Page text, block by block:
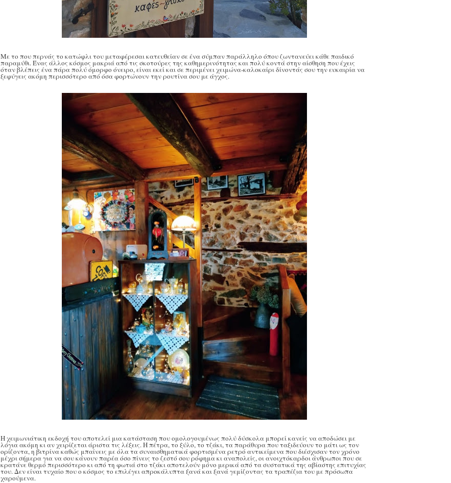
Με το που περνάς το κατώφλι του μεταφέρεσαι κατευθείαν σε ένα σύμπαν παράλληλο όπου ζωντανεύει κάθε παιδικό
παραμύθι. Ένας άλλος κόσμος μακριά από τις σκοτούρες της καθημερινότητας και πολύ κοντά στην αίσθηση που έχεις
όταν βλέπεις ένα πάρα πολύ όμορφο όνειρο, είναι εκεί και σε περιμένει χειμώνα-καλοκαίρι δίνοντάς σου την ευκαιρία να
ξεφύγεις ακόμη περισσότερο από όσα φορτώνουν την ρουτίνα σου με άγχος.
Η χειμωνιάτικη εκδοχή του αποτελεί μια κατάσταση που ομολογουμένως πολύ δύσκολα μπορεί κανείς να αποδώσει με
λόγια ακόμη κι αν χειρίζεται άριστα τις λέξεις. Η πέτρα, το ξύλο, το τζάκι, τα παράθυρα που ταξιδεύουν το μάτι ως τον
ορίζοντα, η βιτρίνα καθώς μπαίνεις με όλα τα συναισθηματικά φορτισμένα ρετρό αντικείμενα που διέσχισαν τον χρόνο
μέχρι σήμερα για να σου κάνουν παρέα όσο πίνεις το ζεστό σου ρόφημα κι αναπολείς, οι ανοιχτόκαρδοι άνθρωποι που σε
κρατάνε θερμό περισσότερο κι από τη φωτιά στο τζάκι αποτελούν μόνο μερικά από τα συστατικά της αβίαστης επιτυχίας
του. Δεν είναι τυχαίο που ο κόσμος το επιλέγει απροκάλυπτα ξανά και ξανά γεμίζοντας τα τραπέζια του με πρόσωπα
χαρούμενα.